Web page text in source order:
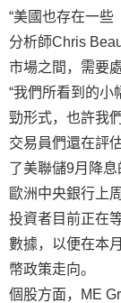
“美國也存在一些
分析師Chris
市場之間，需要
“我們所看到的小
勁形式，也許我
交易員們還在評
了美聯儲9月降息
歐洲中央銀行上
投資者目前正在
數據，以便在本
幣政策走向。
個股方面，ME